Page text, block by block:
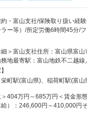
約・富山支社/保険取り扱い経
ー等）/所定労働6時間45分/フ
これまでのご経験、適性から
：販売代理店への商品説明や
促・支援業務。共栄火災の代理
ディーラーや整備工場、一般
どが中心です。既存代理店につ
ス：自動車保険等において、
細＞富山支社住所：富山県富
地最寄駅：富山地鉄不二越線
面禁煙変更の範囲：会社の定め
町駅(富山県)、稲荷町駅(富山
＞404万円～685万円＜賃金形
）：246,600円～410,000円